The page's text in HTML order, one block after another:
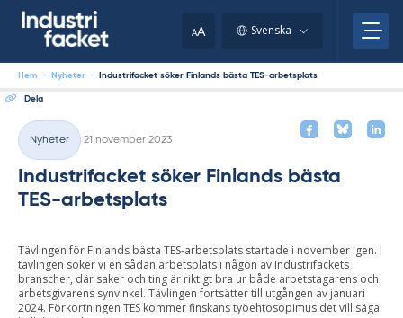
AA Svenska
Hem - Nyheter - Industrifacket söker Finlands bästa TES-arbetsplats
Dela
Kategorier
Nyheter
21 november 2023
Industrifacket söker Finlands bästa
TES-arbetsplats
Tävlingen för Finlands bästa TES-arbetsplats startade i november igen. I
tävlingen söker vi en sådan arbetsplats i någon av Industrifackets
branscher, där saker och ting är riktigt bra ur både arbetstagarens och
arbetsgivarens synvinkel. Tävlingen fortsätter till utgången av januari
2024. Förkortningen TES kommer finskans työehtosopimus det vill säga